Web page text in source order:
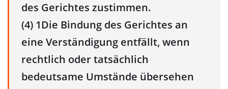
des Gerichtes zustimmen.
(4) 1Die Bindung des Gerichtes an
eine Verständigung entfällt, wenn
rechtlich oder tatsächlich
bedeutsame Umstände übersehen